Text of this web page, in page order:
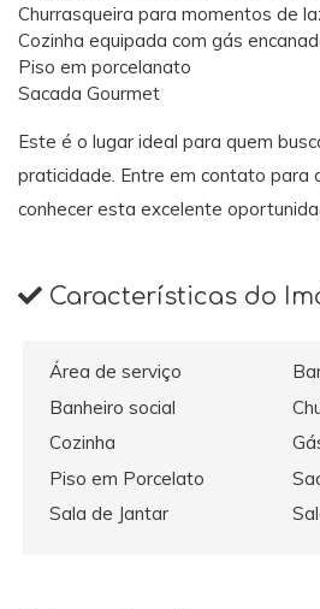
Churrasqueira para momentos de
Cozinha equipada com gás
Piso em porcelanato
Sacada Gourmet
Este é o lugar ideal para quem
praticidade. Entre em contato para
conhecer esta excelente
Características do
Área de serviço
Banheiro social
Cozinha
Piso em Porcelato
Sala de Jantar